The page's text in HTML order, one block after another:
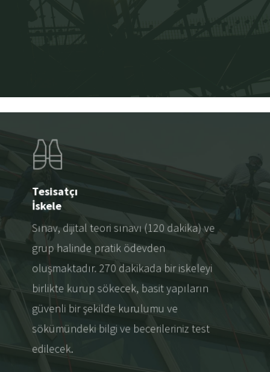
Tesisatçı
İskele
Sınav, dijital teori sınavı (120 dakika) ve
grup halinde pratik ödevden
oluşmaktadır. 270 dakikada bir iskeleyi
birlikte kurup sökecek, basit yapıların
güvenli bir şekilde kurulumu ve
sökümündeki bilgi ve becerileriniz test
edilecek.